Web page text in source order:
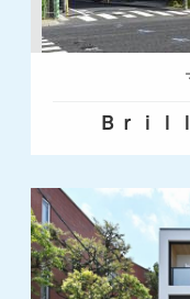
Ｂｒｉ